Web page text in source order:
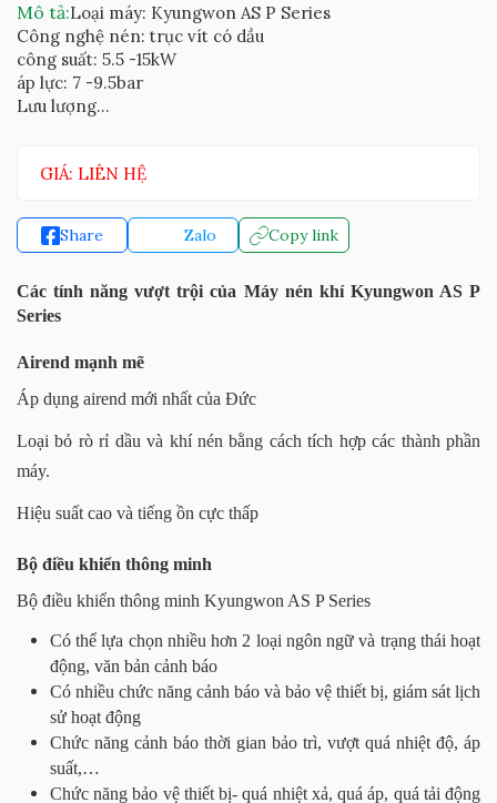
Mô tả:Loại máy: Kyungwon AS P Series
Công nghệ nén: trục vít có dầu
công suất: 5.5 -15kW
áp lực: 7 -9.5bar
Lưu lượng...
GIÁ: LIÊN HỆ
Share Zalo Copy link
Các tính năng vượt trội của Máy nén khí Kyungwon AS P
Series
Airend mạnh mẽ
Áp dụng airend mới nhất của Đức
Loại bỏ rò rỉ dầu và khí nén bằng cách tích hợp các thành phần
máy.
Hiệu suất cao và tiếng ồn cực thấp
Bộ điều khiển thông minh
Bộ điều khiển thông minh Kyungwon AS P Series
Có thể lựa chọn nhiều hơn 2 loại ngôn ngữ và trạng thái hoạt
động, văn bản cảnh báo
Có nhiều chức năng cảnh báo và bảo vệ thiết bị, giám sát lịch
sử hoạt động
Chức năng cảnh báo thời gian bảo trì, vượt quá nhiệt độ, áp
suất,…
Chức năng bảo vệ thiết bị- quá nhiệt xả, quá áp, quá tải động